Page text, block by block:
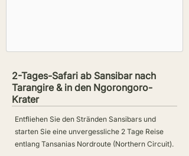
2-Tages-Safari ab Sansibar nach
Tarangire & in den Ngorongoro-
Krater
Entfliehen Sie den Stränden Sansibars und
starten Sie eine unvergessliche 2 Tage Reise
entlang Tansanias Nordroute (Northern Circuit).